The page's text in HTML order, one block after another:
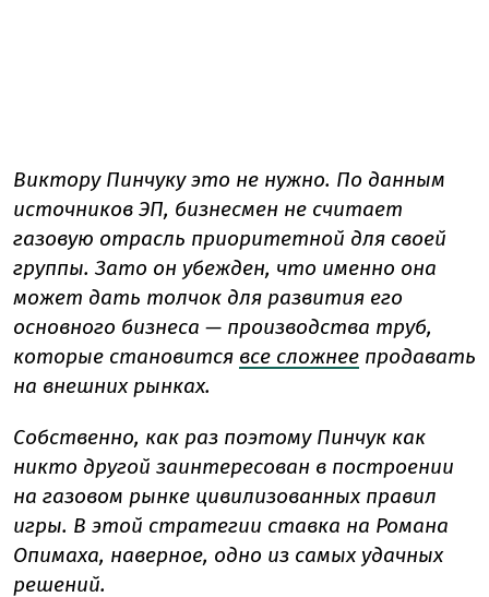
Виктору Пинчуку это не нужно. По данным
источников ЭП, бизнесмен не считает
газовую отрасль приоритетной для своей
группы. Зато он убежден, что именно она
может дать толчок для развития его
основного бизнеса — производства труб,
которые становится все сложнее продавать
на внешних рынках.
Собственно, как раз поэтому Пинчук как
никто другой заинтересован в построении
на газовом рынке цивилизованных правил
игры. В этой стратегии ставка на Романа
Опимаха, наверное, одно из самых удачных
решений.